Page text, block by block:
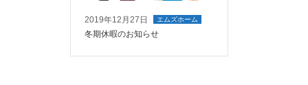
2019年12月27日 エムズホーム
冬期休暇のお知らせ